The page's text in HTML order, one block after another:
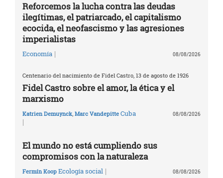
Reforcemos la lucha contra las deudas
ilegítimas, el patriarcado, el capitalismo
ecocida, el neofascismo y las agresiones
imperialistas
Economía | 08/08/2026
Centenario del nacimiento de Fidel Castro, 13 de agosto de 1926
Fidel Castro sobre el amor, la ética y el
marxismo
Katrien Demuynck, Marc Vandepitte Cuba
|
08/08/2026
El mundo no está cumpliendo sus
compromisos con la naturaleza
Fermín Koop Ecología social | 08/08/2026